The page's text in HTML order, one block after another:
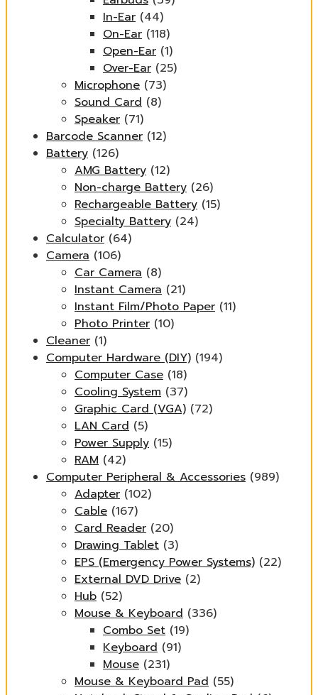
In-Ear (44)
On-Ear (118)
Open-Ear (1)
Over-Ear (25)
Microphone (73)
Sound Card (8)
Speaker (71)
Barcode Scanner (12)
Battery (126)
AMG Battery (12)
Non-charge Battery (26)
Rechargeable Battery (15)
Specialty Battery (24)
Calculator (64)
Camera (106)
Car Camera (8)
Instant Camera (21)
Instant Film/Photo Paper (11)
Photo Printer (10)
Cleaner (1)
Computer Hardware (DIY) (194)
Computer Case (18)
Cooling System (37)
Graphic Card (VGA) (72)
LAN Card (5)
Power Supply (15)
RAM (42)
Computer Peripheral & Accessories (989)
Adapter (102)
Cable (167)
Card Reader (20)
Drawing Tablet (3)
EPS (Emergency Power Systems) (22)
External DVD Drive (2)
Hub (52)
Mouse & Keyboard (336)
Combo Set (19)
Keyboard (91)
Mouse (231)
Mouse & Keyboard Pad (55)